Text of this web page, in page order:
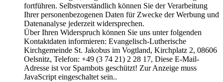
fortführen. Selbstverständlich können Sie der Verarbeitung
Ihrer personenbezogenen Daten für Zwecke der Werbung und
Datenanalyse jederzeit widersprechen.
Über Ihren Widerspruch können Sie uns unter folgenden
Kontaktdaten informieren: Evangelisch-Lutherische
Kirchgemeinde St. Jakobus im Vogtland, Kirchplatz 2, 08606
Oelsnitz, Telefon: +49 (3 74 21) 2 28 17, Diese E-Mail-
Adresse ist vor Spambots geschützt! Zur Anzeige muss
JavaScript eingeschaltet sein..